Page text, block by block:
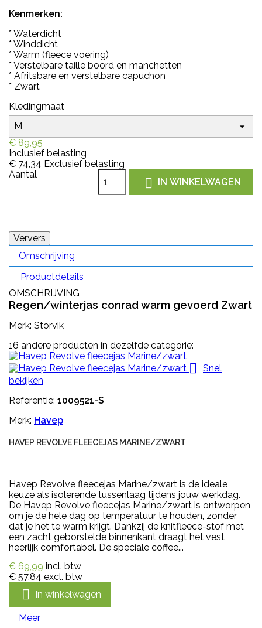
Kenmerken:
* Waterdicht
* Winddicht
* Warm (fleece voering)
* Verstelbare taille boord en manchetten
* Afritsbare en verstelbare capuchon
* Zwart
Kledingmaat
€ 89,95
Inclusief belasting
€ 74,34 Exclusief belasting
Aantal
 IN WINKELWAGEN
Omschrijving
Productdetails
OMSCHRIJVING
Regen/winterjas conrad warm gevoerd Zwart
Merk: Storvik
16 andere producten in dezelfde categorie:

Snel
bekijken
Referentie: 1009521-S
Merk: Havep
HAVEP REVOLVE FLEECEJAS MARINE/ZWART
Havep Revolve fleecejas Marine/zwart is de ideale
keuze als isolerende tussenlaag tijdens jouw werkdag.
De Havep Revolve fleecejas Marine/zwart is ontworpen
om je de hele dag op temperatuur te houden, zonder
dat je het te warm krijgt. Dankzij de knitfleece-stof met
een zacht geborstelde binnenkant draagt het vest
heerlijk comfortabel. De speciale coffee...
€ 69,99 incl. btw
€ 57,84 excl. btw
 In winkelwagen
Meer